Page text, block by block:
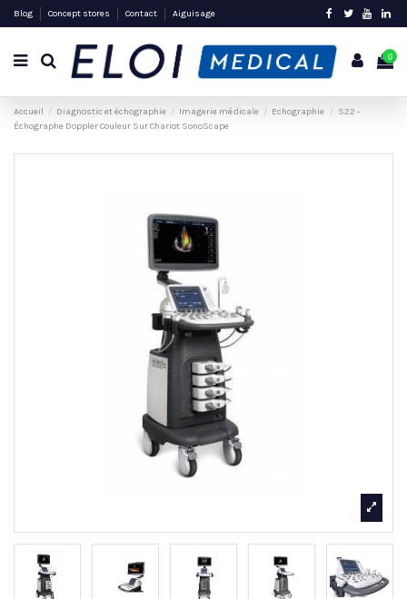
Blog Concept stores Contact Aiguisage
0
Accueil Diagnostic et échographie Imagerie médicale Echographie
S22 -
Échographe Doppler Couleur Sur Chariot SonoScape